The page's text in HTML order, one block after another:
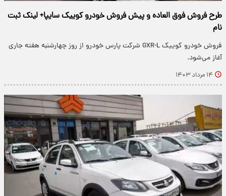
طرح فروش فوق العاده و پیش فروش خودرو کوییک سایپا+ لینک ثبت
نام
فروش خودرو کوییک GXR-L شرکت پارس خودرو از روز چهارشنبه هفته جاری
آغاز می‌شود.
۱۴ مرداد ۱۴۰۳